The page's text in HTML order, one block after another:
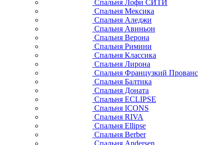
Спальня Лофи СИТИ
Спальня Мексика
Спальня Аледжи
Спальня Авиньон
Спальня Верона
Спальня Римини
Спальня Классика
Спальня Лирона
Спальня Французкий Прованс
Спальня Балтика
Спальня Доната
Спальня ECLIPSE
Спальня ICONS
Спальня RIVA
Спальня Ellipse
Спальня Berber
Спальня Andersen